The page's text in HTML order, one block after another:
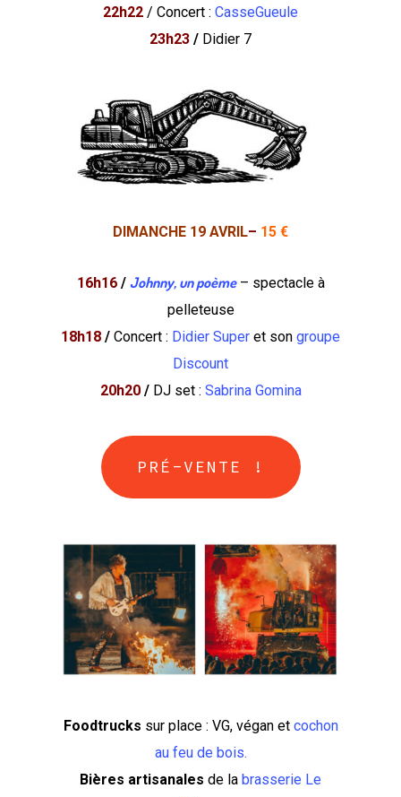
22h22 / Concert : CasseGueule
23h23 / Didier 7
DIMANCHE 19 AVRIL– 15 €
16h16/ Johnny, un poème – spectacle à
pelleteuse
18h18 / Concert : Didier Super et son groupe
Discount
20h20/ DJ set : Sabrina Gomina
PRÉ-VENTE !
Foodtrucks sur place : VG, végan et cochon
au feu de bois.
Bières artisanales de la brasserie Le